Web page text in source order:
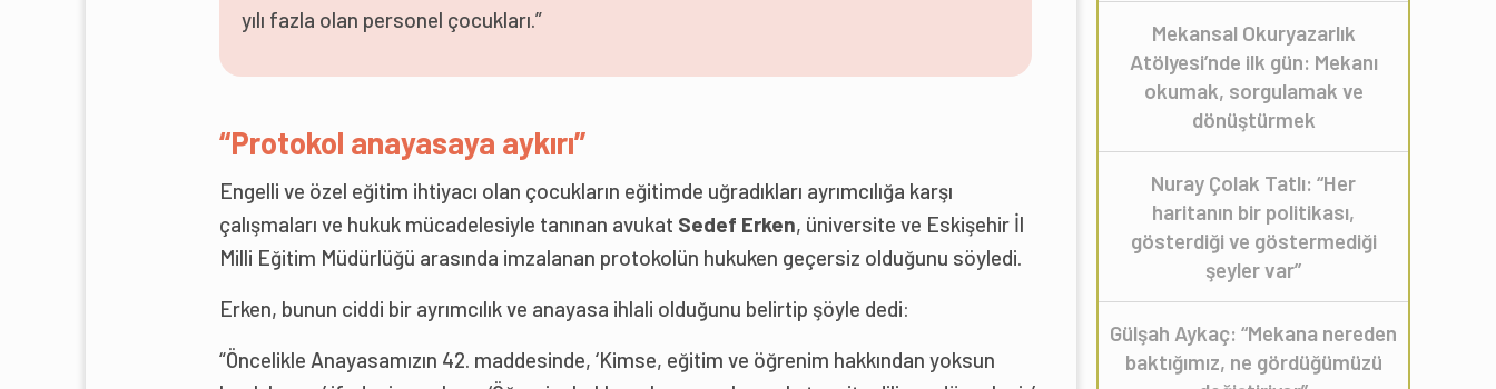
yılı fazla olan personel çocukları.”
“Protokol anayasaya aykırı”
Engelli ve özel eğitim ihtiyacı olan çocukların eğitimde uğradıkları ayrımcılığa karşı
çalışmaları ve hukuk mücadelesiyle tanınan avukat Sedef Erken, üniversite ve Eskişehir İl
Milli Eğitim Müdürlüğü arasında imzalanan protokolün hukuken geçersiz olduğunu söyledi.
Erken, bunun ciddi bir ayrımcılık ve anayasa ihlali olduğunu belirtip şöyle dedi:
“Öncelikle Anayasamızın 42. maddesinde, ‘Kimse, eğitim ve öğrenim hakkından yoksun
Mekansal Okuryazarlık
Atölyesi’nde ilk gün: Mekanı
okumak, sorgulamak ve
dönüştürmek
Nuray Çolak Tatlı: “Her
haritanın bir politikası,
gösterdiği ve göstermediği
şeyler var”
Gülşah Aykaç: “Mekana nereden
baktığımız, ne gördüğümüzü